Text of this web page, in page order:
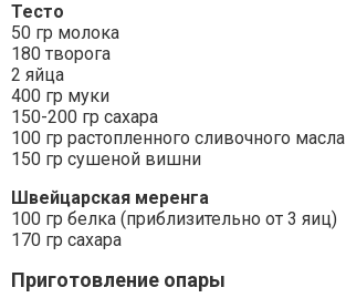
Тесто
50 гр молока
180 творога
2 яйца
400 гр муки
150-200 гр сахара
100 гр растопленного сливочного масла
150 гр сушеной вишни
Швейцарская меренга
100 гр белка (приблизительно от 3 яиц)
170 гр сахара
Приготовление опары